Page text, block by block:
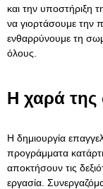
και την υποστήριξη
να γιορτάσουμε την
ενθαρρύνουμε τη
όλους.
Η χαρά της
Η δημιουργία
προγράμματα
αποκτήσουν τις
εργασία.